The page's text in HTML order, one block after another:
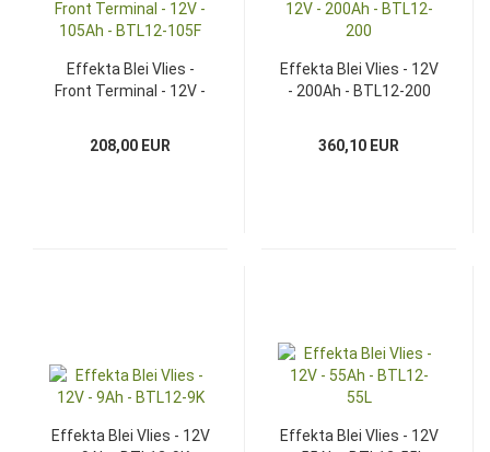
Effekta Blei Vlies -
Front Terminal - 12V -
208,00 EUR
Effekta Blei Vlies - 12V
- 200Ah - BTL12-200
360,10 EUR
Effekta Blei Vlies - 12V
Effekta Blei Vlies - 12V